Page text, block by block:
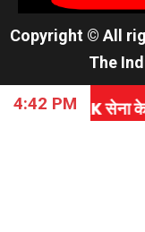
Copyright © All
The
4:42 PM
के एजेंट मोहम्मद यूनुस